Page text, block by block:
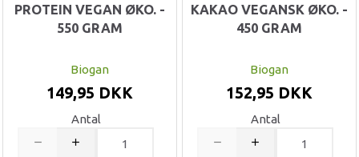
PROTEIN VEGAN ØKO. -
550 GRAM
Biogan
149,95 DKK
Antal
KAKAO VEGANSK ØKO. -
450 GRAM
Biogan
152,95 DKK
Antal